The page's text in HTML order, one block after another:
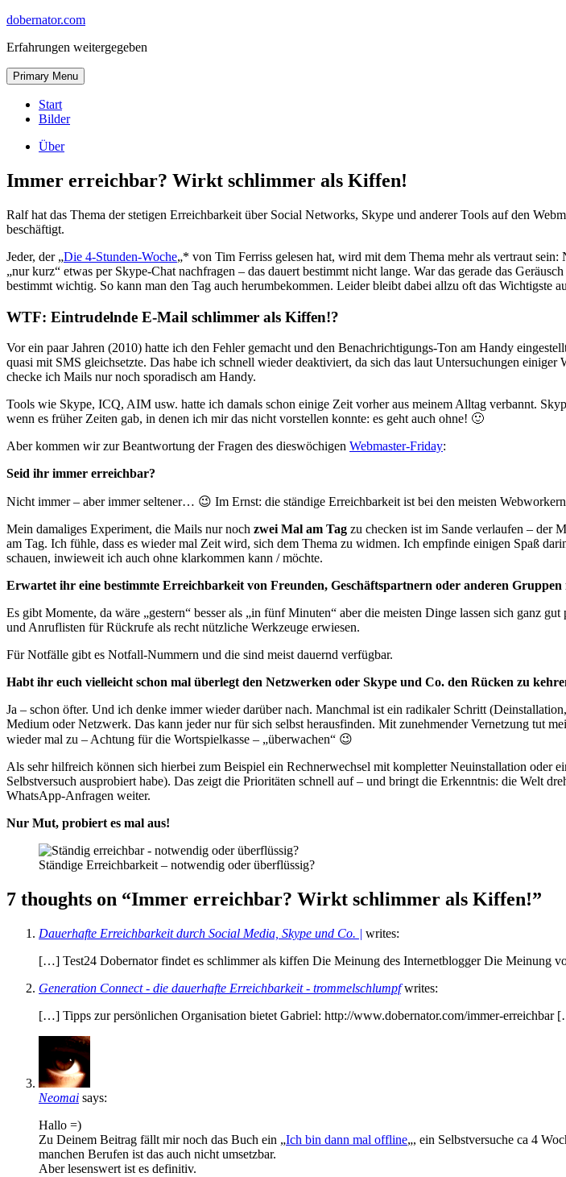
Skip
content
dobernator.com
Erfahrungen weitergegeben
Primary Menu Skip
to
Start
Bilder
Über
Immer erreichbar? Wirkt schlimmer als Kiffen!
Ralf hat das Thema der stetigen Erreichbarkeit über Social Networks, Skype und anderer Tools auf den
beschäftigt.
Jeder, der „Die 4-Stunden-Woche„* von Tim Ferriss gelesen hat, wird mit dem Thema mehr als vertraut
„nur kurz“ etwas per Skype-Chat nachfragen – das dauert bestimmt nicht lange. War das gerade das
bestimmt wichtig. So kann man den Tag auch herumbekommen. Leider bleibt dabei allzu oft das Wichtigste
WTF: Eintrudelnde E-Mail schlimmer als Kiffen!?
Vor ein paar Jahren (2010) hatte ich den Fehler gemacht und den Benachrichtigungs-Ton am Handy
quasi mit SMS gleichsetzte. Das habe ich schnell wieder deaktiviert, da sich das laut Untersuchungen
checke ich Mails nur noch sporadisch am Handy.
Tools wie Skype, ICQ, AIM usw. hatte ich damals schon einige Zeit vorher aus meinem Alltag verbannt.
wenn es früher Zeiten gab, in denen ich mir das nicht vorstellen konnte: es geht auch ohne! 🙂
Aber kommen wir zur Beantwortung der Fragen des dieswöchigen Webmaster-Friday:
Seid ihr immer erreichbar?
Nicht immer – aber immer seltener… 😉 Im Ernst: die ständige Erreichbarkeit ist bei den meisten
Mein damaliges Experiment, die Mails nur noch zwei Mal am Tag zu checken ist im Sande verlaufen – der
am Tag. Ich fühle, dass es wieder mal Zeit wird, sich dem Thema zu widmen. Ich empfinde einigen Spaß
schauen, inwieweit ich auch ohne klarkommen kann / möchte.
Erwartet ihr eine bestimmte Erreichbarkeit von Freunden, Geschäftspartnern oder anderen
Es gibt Momente, da wäre „gestern“ besser als „in fünf Minuten“ aber die meisten Dinge lassen sich ganz
und Anruflisten für Rückrufe als recht nützliche Werkzeuge erwiesen.
Für Notfälle gibt es Notfall-Nummern und die sind meist dauernd verfügbar.
Habt ihr euch vielleicht schon mal überlegt den Netzwerken oder Skype und Co. den Rücken zu
Ja – schon öfter. Und ich denke immer wieder darüber nach. Manchmal ist ein radikaler Schritt
Medium oder Netzwerk. Das kann jeder nur für sich selbst herausfinden. Mit zunehmender Vernetzung tut
wieder mal zu – Achtung für die Wortspielkasse – „überwachen“ 😉
Als sehr hilfreich können sich hierbei zum Beispiel ein Rechnerwechsel mit kompletter Neuinstallation
Selbstversuch ausprobiert habe). Das zeigt die Prioritäten schnell auf – und bringt die Erkenntnis: die Welt
WhatsApp-Anfragen weiter.
Nur Mut, probiert es mal aus!
Ständige Erreichbarkeit – notwendig oder überflüssig?
7 thoughts on “Immer erreichbar? Wirkt schlimmer als Kiffen!”
Dauerhafte Erreichbarkeit durch Social Media, Skype und Co. | writes:
[…] Test24 Dobernator findet es schlimmer als kiffen Die Meinung des Internetblogger Die Meinung
Generation Connect - die dauerhafte Erreichbarkeit - trommelschlumpf writes:
[…] Tipps zur persönlichen Organisation bietet Gabriel: http://www.dobernator.com/immer-erreichbar
Neomai says:
Hallo =)
Zu Deinem Beitrag fällt mir noch das Buch ein „Ich bin dann mal offline„, ein Selbstversuche ca 4
manchen Berufen ist das auch nicht umsetzbar.
Aber lesenswert ist es definitiv.